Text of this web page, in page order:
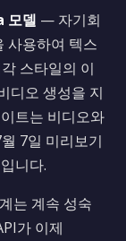
모델 — 자기회
용하여 텍스
스타일의 이
디오 생성을 지
트는 비디오와
7일 미리보기
니다.
는 계속 성숙
가 이제